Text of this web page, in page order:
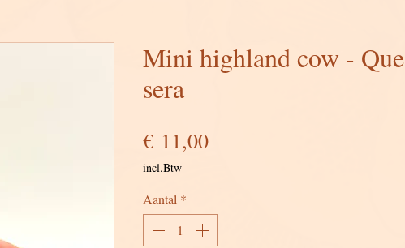
Mini highland cow - Que
sera
€ 11,00Prijs
incl.Btw
Aantal *